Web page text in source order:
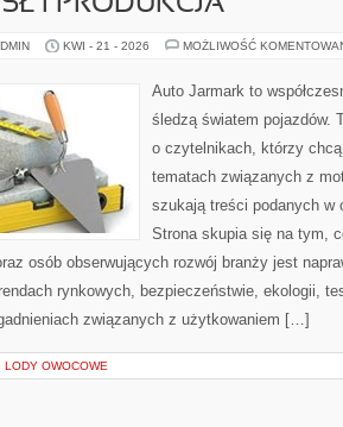
KWI - 21 - 2026 MOŻLIWOŚĆ
Auto Jarmark to
śledzą światem pojazdów.
o czytelnikach, którzy
tematach związanych z
szukają treści podanych
Strona skupia się na tym,
osób obserwujących rozwój branży jest
rynkowych, bezpieczeństwie, ekologii,
związanych z użytkowaniem […]
LODY OWOCOWE